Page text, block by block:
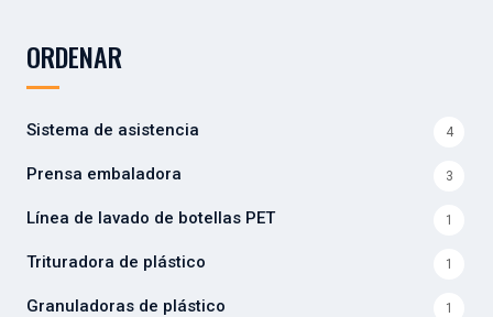
ORDENAR
Sistema de asistencia 4
Prensa embaladora 3
Línea de lavado de botellas PET 1
Trituradora de plástico 1
Granuladoras de plástico 1